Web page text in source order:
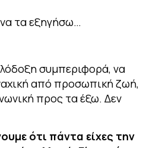
τα εξηγήσω…
συμπεριφορά, να
από προσωπική ζωή,
προς τα έξω. Δεν
ότι πάντα είχες την